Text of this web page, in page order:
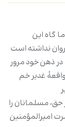
گاه این
نداشته است
در ذهن خود مرور
واقعۀ غدیر خم
حق، مسلمانان را
امیرالمؤمنین